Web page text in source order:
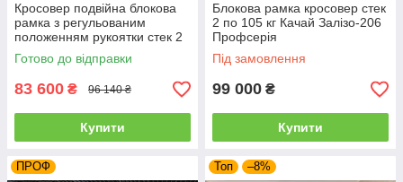
Кросовер подвійна блокова
рамка з регульованим
положенням рукоятки стек 2
по 100 кг Профсерія Силові
тренажери
Готово до відправки
83 600 ₴ 96 140 ₴
Купити
Блокова рамка кросовер стек
2 по 105 кг Качай Залізо-206
Профсерія
Під замовлення
99 000 ₴
Купити
ПРОФ Топ –8%